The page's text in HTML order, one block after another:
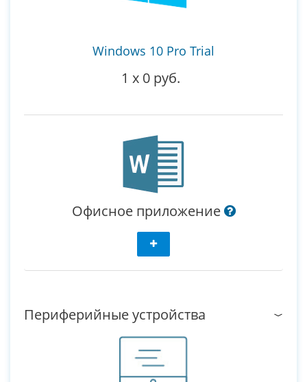
Windows 10 Pro Trial
1 x 0 руб.
Офисное приложение
Периферийные устройства